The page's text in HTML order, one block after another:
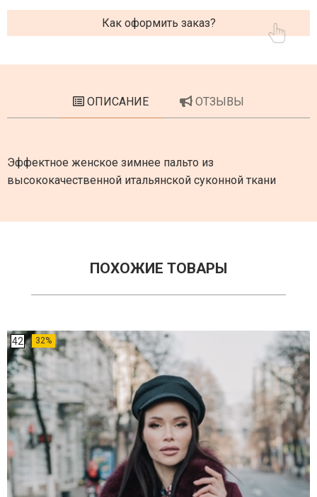
Как оформить заказ?
ОПИСАНИЕ ОТЗЫВЫ
Эффектное женское зимнее пальто из
высококачественной итальянской суконной ткани
ПОХОЖИЕ ТОВАРЫ
32%
42